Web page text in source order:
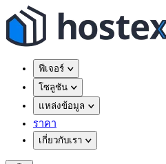
ฟีเจอร์
โซลูชัน
แหล่งข้อมูล
ราคา
เกี่ยวกับเรา